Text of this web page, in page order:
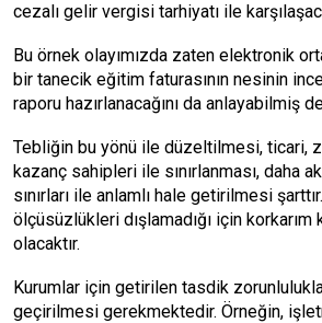
cezalı gelir vergisi tarhiyatı ile
Bu örnek olayımızda zaten elektronik
bir tanecik eğitim faturasının nesinin
raporu hazırlanacağını da anlayabilmiş
Tebliğin bu yönü ile düzeltilmesi, ticari,
kazanç sahipleri ile sınırlanması, daha
sınırları ile anlamlı hale getirilmesi
ölçüsüzlükleri dışlamadığı için
olacaktır.
Kurumlar için getirilen tasdik
geçirilmesi gerekmektedir. Örneğin,